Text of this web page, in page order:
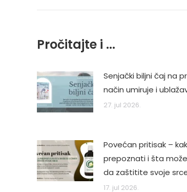
Pročitajte i ...
Senjački biljni čaj na
način umiruje i
27. jul 2026.
Povećan pritisak –
prepoznati i šta
da zaštitite svoje
17. jul 2026.